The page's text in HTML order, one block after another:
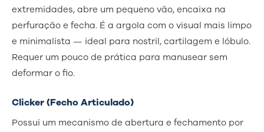
extremidades, abre um pequeno vão, encaixa na
perfuração e fecha. É a argola com o visual mais limpo
e minimalista — ideal para nostril, cartilagem e lóbulo.
Requer um pouco de prática para manusear sem
deformar o fio.
Clicker (Fecho Articulado)
Possui um mecanismo de abertura e fechamento por